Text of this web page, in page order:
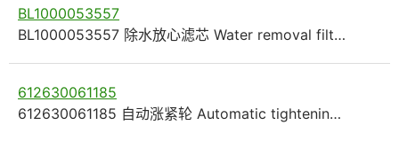
BL1000053557
BL1000053557 除水放心滤芯 Water removal filt…
612630061185
612630061185 自动涨紧轮 Automatic tightenin…